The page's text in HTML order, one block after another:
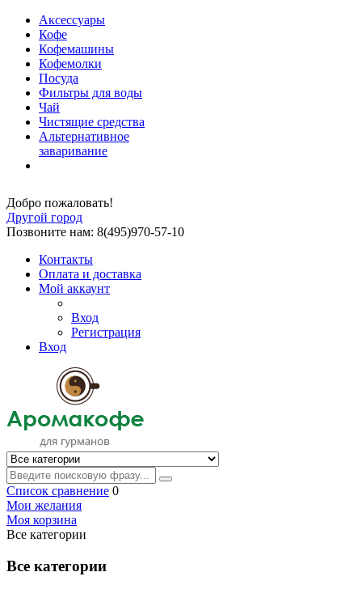
Аксессуары
Кофе
Кофемашины
Кофемолки
Посуда
Фильтры для воды
Чай
Чистящие средства
Альтернативное
заваривание
Добро пожаловать!
Другой город
Позвоните нам: 8(495)970-57-10
Контакты
Оплата и доставка
Мой аккаунт
Вход
Регистрация
Вход
Список сравнение 0
Мои желания
Моя корзина
Все категории
Все категории